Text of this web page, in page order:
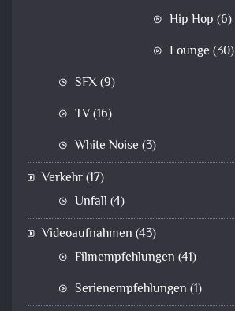
Hip Hop (6)
Lounge (30)
SFX(9)
TV(16)
White Noise (3)
Verkehr(17)
Unfall (4)
Videoaufnahmen (43)
Filmempfehlungen (41)
Serienempfehlungen (1)